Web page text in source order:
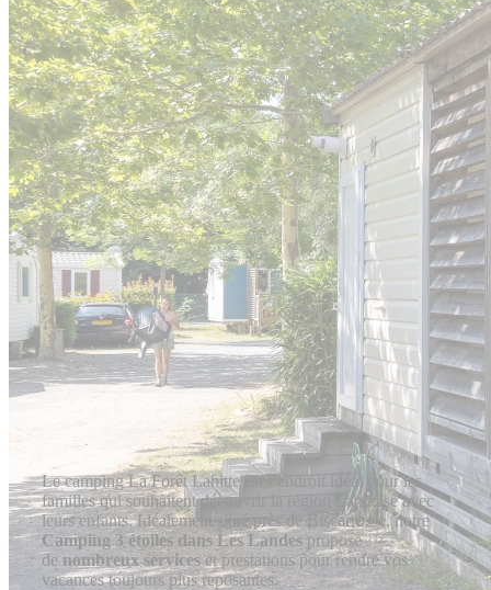
Le camping La Forêt Lahitte est l’endroit idéal pour les
familles qui souhaitent découvrir la région Landaise avec
leurs enfants. Idéalement situé près de Biscarrosse, notre
Camping 3 étoiles dans Les Landes propose
denombreux serviceset prestations pour rendre vos
vacances toujours plus reposantes.